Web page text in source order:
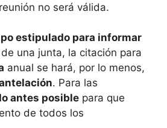
no será válida.
estipulado para informar
una junta, la citación para
anual se hará, por lo menos,
. Para las
lo antes posible para que
de todos los